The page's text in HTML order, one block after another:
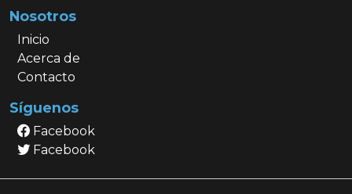
Nosotros
Inicio
Acerca de
Contacto
Síguenos
Facebook
Facebook